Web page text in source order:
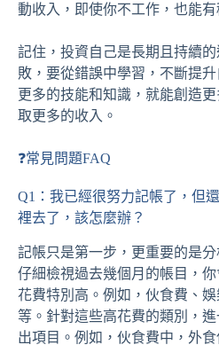
動收入，即使你不工作，也能有
記住，投資自己是長期且持續
敗，要從錯誤中學習，不斷提
更多的技能和知識，就能創造
取更多的收入。
❓常見問題FAQ
Q1：我已經很努力記帳了，但
裡去了，該怎麼辦？
記帳只是第一步，更重要的是分
仔細檢視過去幾個月的帳目，
花費特別高。例如，伙食費、
等。針對這些高花費的類別，
出項目。例如，伙食費中，外